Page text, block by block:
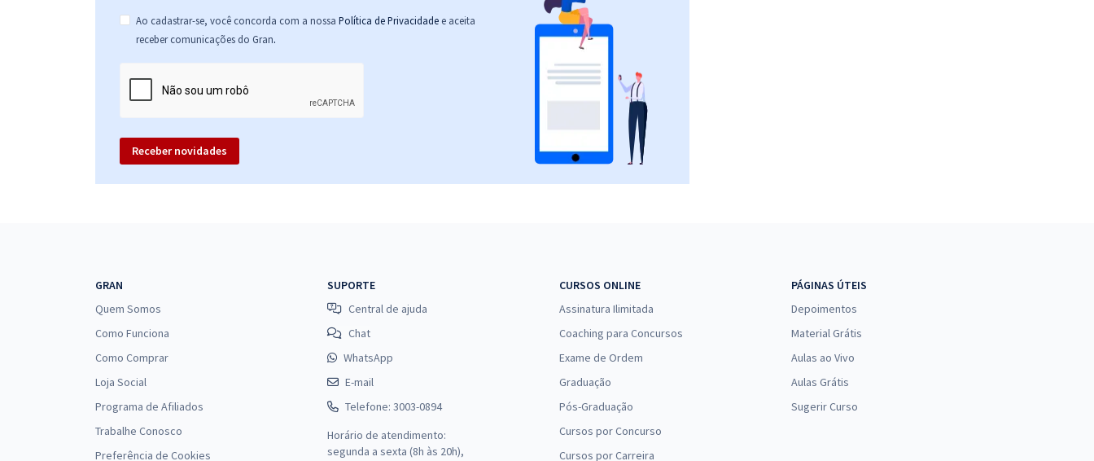
Ao cadastrar-se, você concorda com a nossa Política de Privacidade e aceita
receber comunicações do Gran.
Receber novidades
GRAN
Quem Somos
Como Funciona
Como Comprar
Loja Social
Programa de Afiliados
Trabalhe Conosco
Preferência de Cookies
SUPORTE
Central de ajuda
Chat
WhatsApp
E-mail
Telefone: 3003-0894
Horário de atendimento:
segunda a sexta (8h às 20h),
CURSOS ONLINE
Assinatura Ilimitada
Coaching para Concursos
Exame de Ordem
Graduação
Pós-Graduação
Cursos por Concurso
Cursos por Carreira
PÁGINAS ÚTEIS
Depoimentos
Material Grátis
Aulas ao Vivo
Aulas Grátis
Sugerir Curso